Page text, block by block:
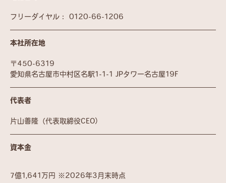
フリーダイヤル： 0120-66-1206
本社所在地
〒450-6319
愛知県名古屋市中村区名駅1-1-1 JPタワー名古屋19F
代表者
片山善隆（代表取締役CEO）
資本金
7億1,641万円 ※2026年3月末時点